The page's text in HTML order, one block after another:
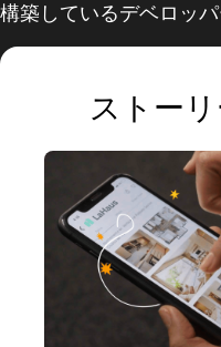
構築しているデベロッ
ストー